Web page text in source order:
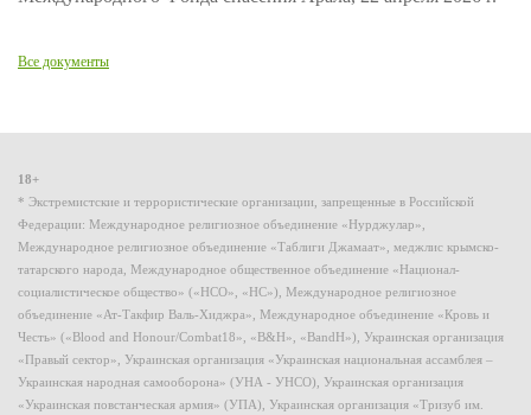
Все документы
18+
* Экстремистские и террористические организации, запрещенные в Российской
Федерации: Международное религиозное объединение «Нурджулар»,
Международное религиозное объединение «Таблиги Джамаат», меджлис крымско-
татарского народа, Международное общественное объединение «Национал-
социалистическое общество» («НСО», «НС»), Международное религиозное
объединение «Ат-Такфир Валь-Хиджра», Международное объединение «Кровь и
Честь» («Blood and Honour/Combat18», «B&H», «BandH»), Украинская организация
«Правый сектор», Украинская организация «Украинская национальная ассамблея –
Украинская народная самооборона» (УНА - УНСО), Украинская организация
«Украинская повстанческая армия» (УПА), Украинская организация «Тризуб им.